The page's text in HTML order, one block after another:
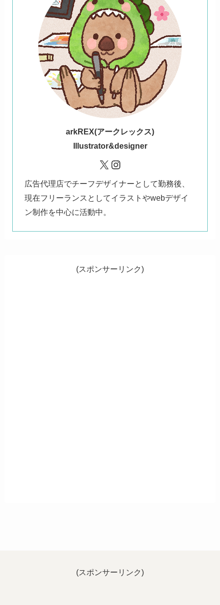
arkREX(アークレックス)
Illustrator&designer
X Instagram
広告代理店でチーフデザイナーとして勤務後、
現在フリーランスとしてイラストやwebデザイ
ン制作を中心に活動中。
(スポンサーリンク)
(スポンサーリンク)